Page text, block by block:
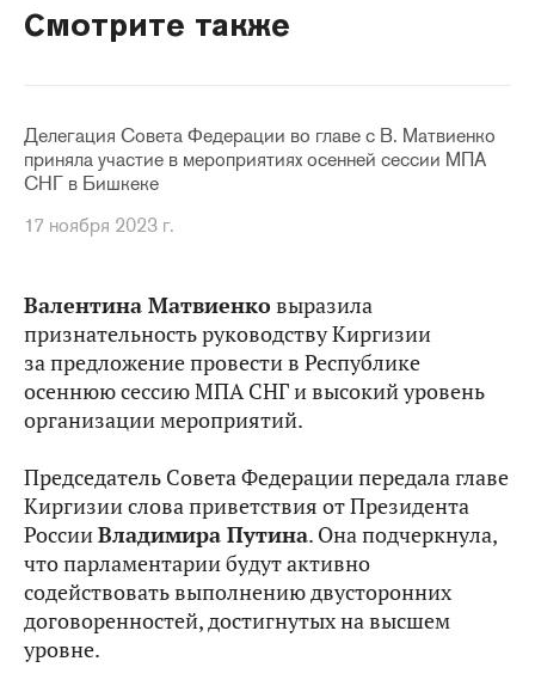
Смотрите также
Делегация Совета Федерации во главе с В. Матвиенко
приняла участие в мероприятиях осенней сессии МПА
СНГ в Бишкеке
17 ноября 2023 г.
Валентина Матвиенковыразила
признательность руководству Киргизии
за предложение провести в Республике
осеннюю сессию МПА СНГ и высокий уровень
организации мероприятий.
Председатель Совета Федерации передала главе
Киргизии слова приветствия от Президента
РоссииВладимира Путина. Она подчеркнула,
что парламентарии будут активно
содействовать выполнению двусторонних
договоренностей, достигнутых на высшем
уровне.